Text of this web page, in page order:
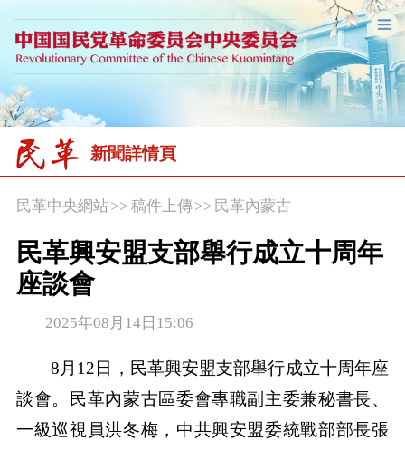
新聞詳情頁
民革中央網站>> 稿件上傳>> 民革內蒙古
民革興安盟支部舉行成立十周年
座談會
2025年08月14日15:06
8月12日，民革興安盟支部舉行成立十周年座
談會。民革內蒙古區委會專職副主委兼秘書長、
一級巡視員洪冬梅，中共興安盟委統戰部部長張